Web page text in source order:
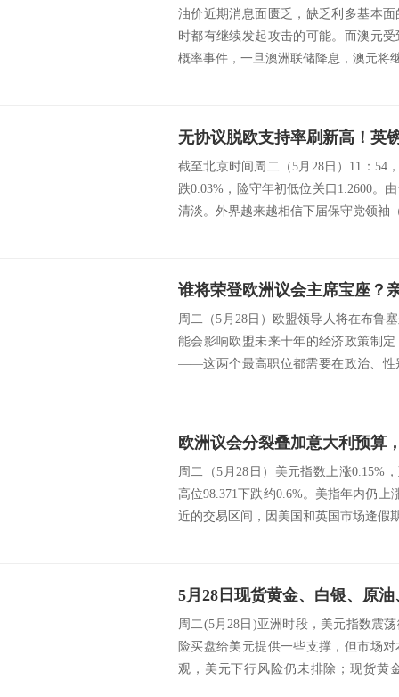
油价近期消息面匮乏，缺乏利多基本
时都有继续发起攻击的可能。而澳元
概率事件，一旦澳洲联储降息，澳元将
截至北京时间周二（5月28日）11：54
跌0.03%，险守年初低位关口1.2600。
清淡。外界越来越相信下届保守党领袖
周二（5月28日）欧盟领导人将在布鲁
能会影响欧盟未来十年的经济政策制
——这两个最高职位都需要在政治、性
欧洲议会分裂叠加意大利预算
周二（5月28日）美元指数上涨0.15%
高位98.371下跌约0.6%。美指年内仍上
近的交易区间，因美国和英国市场逢假
5月28日现货黄金、白银、原
周二(5月28日)亚洲时段，美元指数震
险买盘给美元提供一些支撑，但市场
观，美元下行风险仍未排除；现货黄